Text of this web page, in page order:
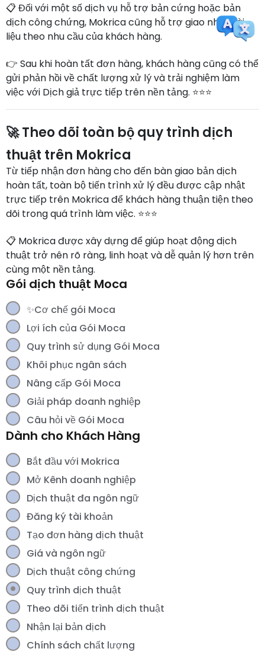
📋 Đối với một số dịch vụ hỗ trợ bản cứng hoặc bản
dịch công chứng, Mokrica cũng hỗ trợ giao nhận tài
liệu theo nhu cầu của khách hàng.
👉 Sau khi hoàn tất đơn hàng, khách hàng cũng có thể
gửi phản hồi về chất lượng xử lý và trải nghiệm làm
việc với Dịch giả trực tiếp trên nền tảng. ⭐⭐⭐
🚀 Theo dõi toàn bộ quy trình dịch
thuật trên Mokrica
Từ tiếp nhận đơn hàng cho đến bàn giao bản dịch
hoàn tất, toàn bộ tiến trình xử lý đều được cập nhật
trực tiếp trên Mokrica để khách hàng thuận tiện theo
dõi trong quá trình làm việc. ⭐⭐⭐
📋 Mokrica được xây dựng để giúp hoạt động dịch
thuật trở nên rõ ràng, linh hoạt và dễ quản lý hơn trên
cùng một nền tảng.
Gói dịch thuật Moca
✨Cơ chế gói Moca
Lợi ích của Gói Moca
Quy trình sử dụng Gói Moca
Khôi phục ngân sách
Nâng cấp Gói Moca
Giải pháp doanh nghiệp
Câu hỏi về Gói Moca
Dành cho Khách Hàng
Bắt đầu với Mokrica
Mở Kênh doanh nghiệp
Dịch thuật đa ngôn ngữ
Đăng ký tài khoản
Tạo đơn hàng dịch thuật
Giá và ngôn ngữ
Dịch thuật công chứng
Quy trình dịch thuật
Theo dõi tiến trình dịch thuật
Nhận lại bản dịch
Chính sách chất lượng